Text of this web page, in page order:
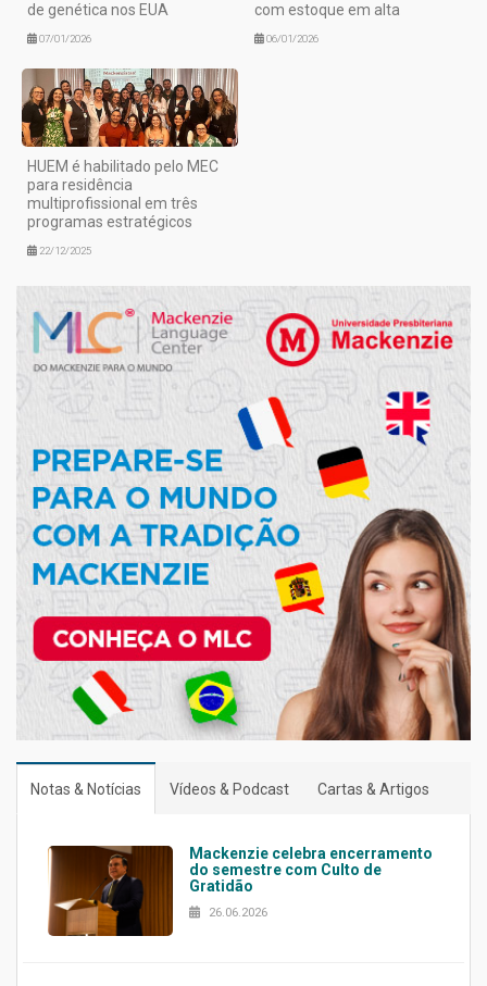
de genética nos EUA
07/01/2026
com estoque em alta
06/01/2026
HUEM é habilitado pelo MEC
para residência
multiprofissional em três
programas estratégicos
22/12/2025
Notas & Notícias Vídeos & Podcast Cartas & Artigos
Mackenzie celebra encerramento
do semestre com Culto de
Gratidão
26.06.2026